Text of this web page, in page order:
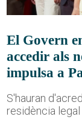
El Govern
accedir als
impulsa a
S'hauran
residència legal